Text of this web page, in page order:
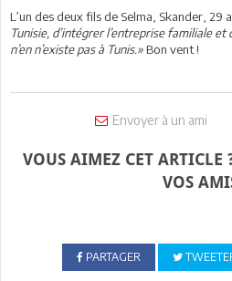
L’un des deux fils de Selma, Skander, 29
Tunisie, d’intégrer l’entreprise familiale et
n’en n’existe pas à Tunis.»Bon vent !
Envoyer à un ami
VOUS AIMEZ CET ARTICLE
VOS
PARTAGER